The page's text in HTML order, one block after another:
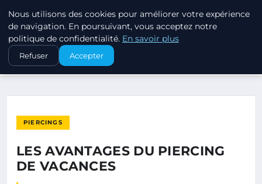
PIERCINGS ET PLUGS
ACCUEIL
PIERCINGS
LES AVANTAGES DU PIERCING DE VACANCES
PIERCINGS
LES AVANTAGES DU PIERCING
DE VACANCES
Nous utilisons des cookies pour améliorer votre expérience
de navigation. En poursuivant, vous acceptez notre
politique de confidentialité. En savoir plus
Refuser Accepter